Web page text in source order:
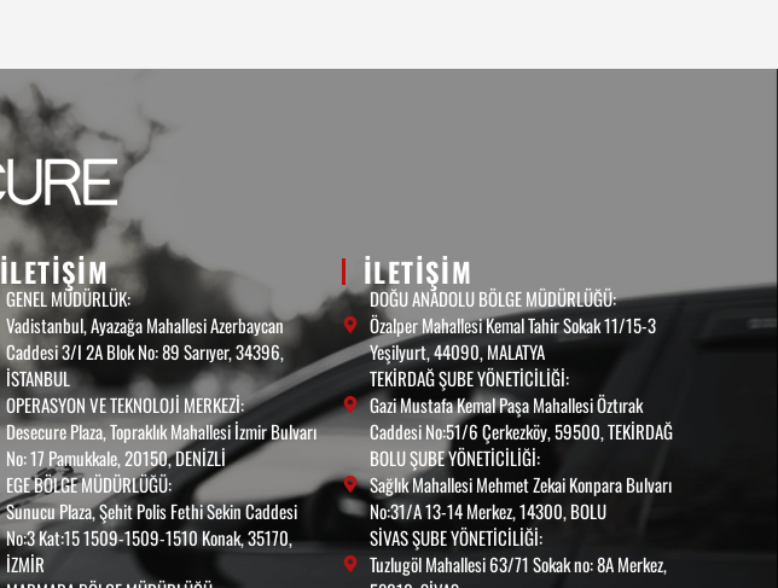
ILETIŞIM
GENEL MÜDÜRLÜK:
Vadistanbul, Ayazağa Mahallesi Azerbaycan
Caddesi 3/I 2A Blok No: 89 Sarıyer, 34396,
İSTANBUL
OPERASYON VE TEKNOLOJİ MERKEZİ:
Desecure Plaza, Topraklık Mahallesi İzmir Bulvarı
No: 17 Pamukkale, 20150, DENİZLİ
EGE BÖLGE MÜDÜRLÜĞÜ:
Sunucu Plaza, Şehit Polis Fethi Sekin Caddesi
No:3 Kat:15 1509-1509-1510 Konak, 35170,
İZMİR
ILETIŞIM
DOĞU ANADOLU BÖLGE MÜDÜRLÜĞÜ:
Özalper Mahallesi Kemal Tahir Sokak 11/15-3
Yeşilyurt, 44090, MALATYA
TEKİRDAĞ ŞUBE YÖNETİCİLİĞİ:
Gazi Mustafa Kemal Paşa Mahallesi Öztırak
Caddesi No:51/6 Çerkezköy, 59500, TEKİRDAĞ
BOLU ŞUBE YÖNETİCİLİĞİ:
Sağlık Mahallesi Mehmet Zekai Konpara Bulvarı
No:31/A 13-14 Merkez, 14300, BOLU
SİVAS ŞUBE YÖNETİCİLİĞİ:
Tuzlugöl Mahallesi 63/71 Sokak no: 8A Merkez,